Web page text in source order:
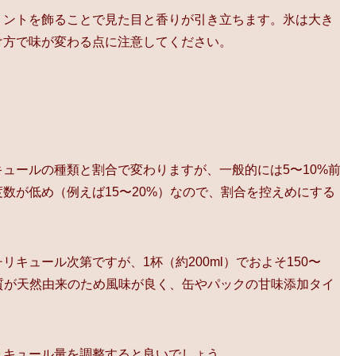
トを飾ることで見た目と香りが引き立ちます。氷は大き
で味が変わる点に注意してください。
ールの種類と割合で変わりますが、一般的には5〜10%前
が低め（例えば15〜20%）なので、割合を控えめにする
キュール次第ですが、1杯（約200ml）でおよそ150〜
天然由来のため風味が良く、缶やパックの甘味添加タイ